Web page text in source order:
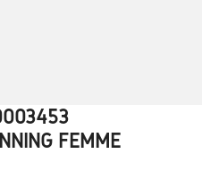
6 7
FEMME